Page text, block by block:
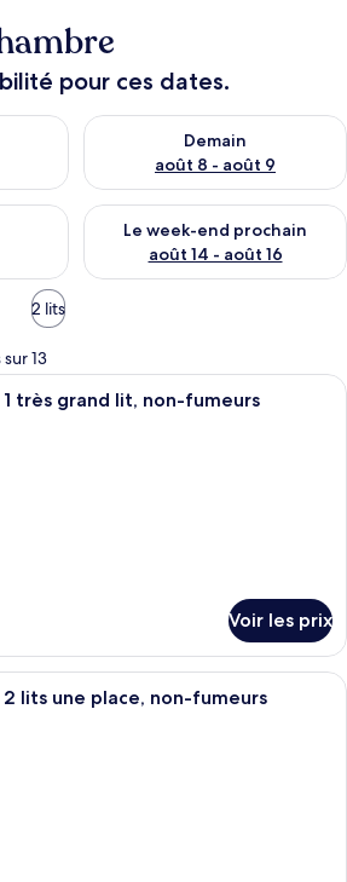
s
pour ces dates.
ce soir août 7 - août 8
Demain
août 8 - août 9
Vérifier la disponibilité pour
ce week-end août 7 - août 9
Le week-end prochain
août 14 - août 16
Vérifier la disponibilité pour
2 lits
13
Une chambre d’hôtel dotée d’un
très grand lit, non-fumeurs
Voir les prix
Une chambre d’hôtel dotée d’un
lits une place, non-fumeurs